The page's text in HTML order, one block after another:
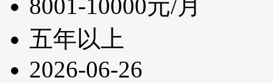
8001-10000元/月
五年以上
2026-06-26